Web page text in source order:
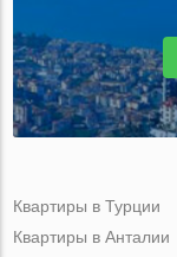
Квартиры в Турции
Квартиры в Анталии